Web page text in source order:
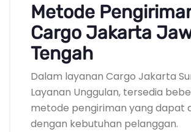
Metode
Cargo Jakarta
Tengah
Dalam layanan Cargo Jakarta
Layanan Unggulan, tersedia
metode pengiriman yang dapat
dengan kebutuhan pelanggan.